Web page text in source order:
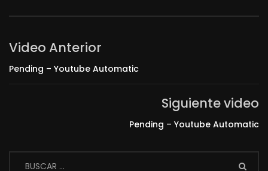
Video Anterior
Pending – Youtube Automatic
Siguiente video
Pending – Youtube Automatic